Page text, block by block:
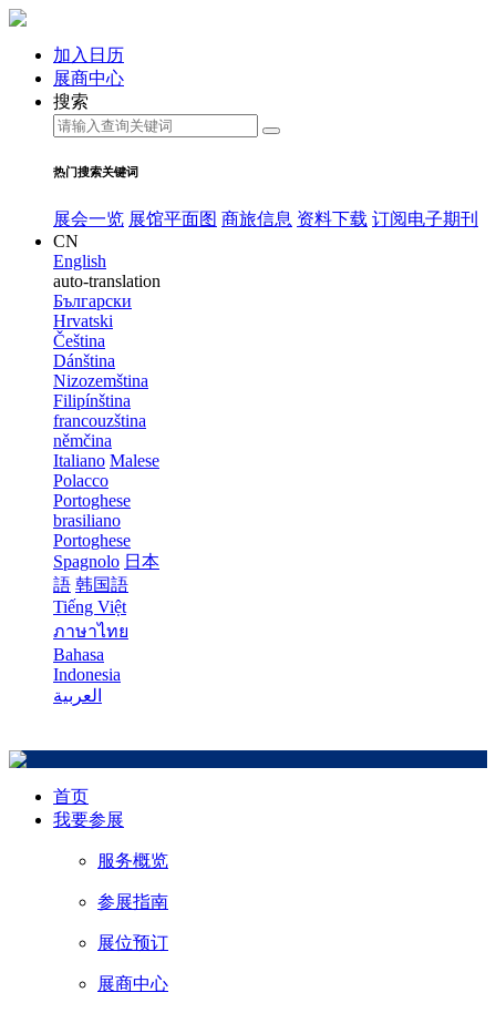
加入日历
展商中心
搜索
热门搜索关键词
展会一览 展馆平面图 商旅信息 资料下载 订阅电子期刊
CN
English
auto-translation
Български
Hrvatski
Čeština
Dánština
Nizozemština
Filipínština
francouzština
němčina
Italiano Malese
Polacco
Portoghese
brasiliano
Portoghese
Spagnolo 日本
語 韩国語
Tiếng Việt
ภาษาไทย
Bahasa
Indonesia
العربية
首页
我要参展
服务概览
参展指南
展位预订
展商中心